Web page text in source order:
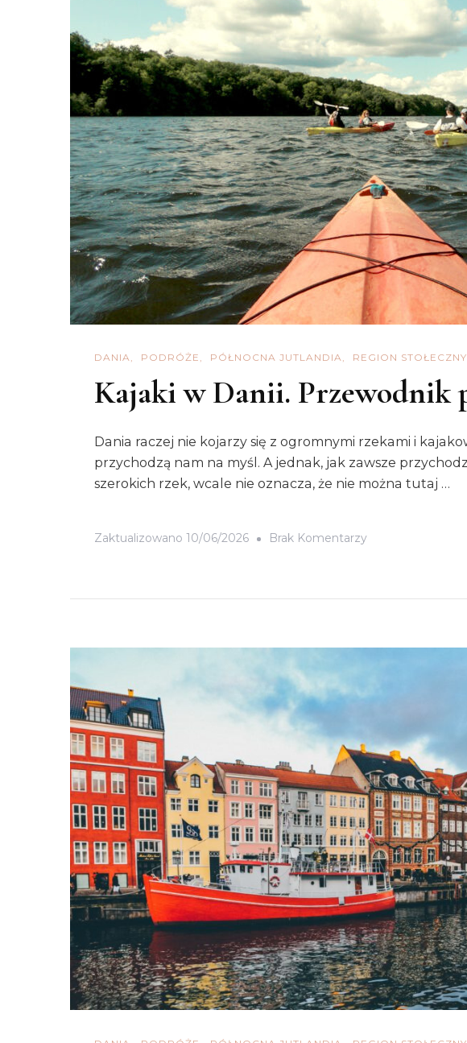
DANIA PODRÓŻE PÓŁNOCNA JUTLANDIA REGION STOŁECZNY
Kajaki w Danii. Przewodnik
Dania raczej nie kojarzy się z ogromnymi rzekami i
przychodzą nam na myśl. A jednak, jak zawsze
szerokich rzek, wcale nie oznacza, że nie można tutaj …
Zaktualizowano 10/06/2026 Brak KomentarzyDo